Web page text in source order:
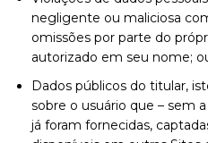
negligente ou maliciosa
omissões por parte do
autorizado em seu nome;
Dados públicos do titular,
sobre o usuário que – sem
já foram fornecidas,